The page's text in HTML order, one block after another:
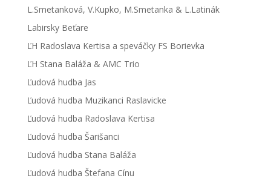
L.Smetanková, V.Kupko, M.Smetanka & L.Latinák
Labirsky Beťare
ĽH Radoslava Kertisa a speváčky FS Borievka
ĽH Stana Baláža & AMC Trio
Ľudová hudba Jas
Ľudová hudba Muzikanci Raslavicke
Ľudová hudba Radoslava Kertisa
Ľudová hudba Šarišanci
Ľudová hudba Stana Baláža
Ľudová hudba Štefana Cínu